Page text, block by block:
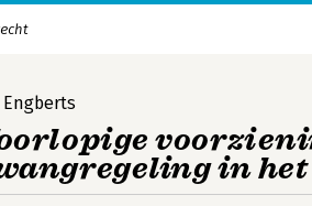
Engberts
in